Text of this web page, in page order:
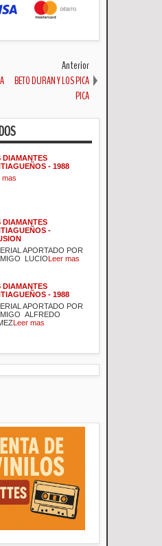
Anterior
BETO DURAN Y LOS PICA
PICA
DIAMANTES
- 1988
mas
DIAMANTES
-
APORTADO POR
LUCIO Leer mas
DIAMANTES
- 1988
APORTADO POR
ALFREDO
Leer mas